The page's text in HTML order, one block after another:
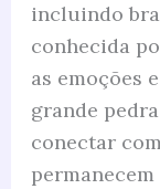
incluindo
conhecida
as emoções
grande
conectar